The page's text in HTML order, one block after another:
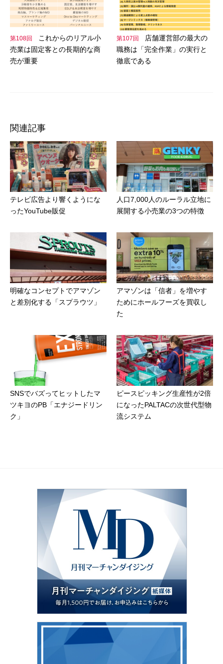
第108回
これからのリアル小
売業は固定客との長期的な商
売が重要
第107回
店舗運営部の最大の
職務は「完全作業」の実行と
徹底である
関連記事
テレビ広告より響くようにな
ったYouTube販促
人口7,000人のルーラル立地に
展開する小売業の3つの特徴
明確なコンセプトでアマゾン
と差別化する「スプラウツ」
アマゾンは「信者」を増やす
ためにホールフーズを買収し
た
SNSでバズってヒットしたマ
ツキヨのPB「エナジードリン
ク」
ピースピッキング生産性が2倍
になったPALTACの次世代型物
流システム